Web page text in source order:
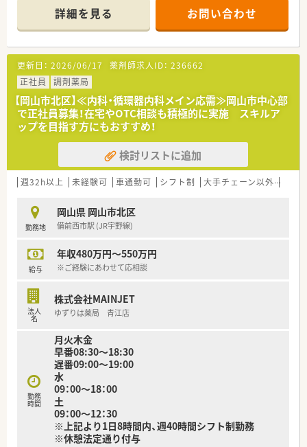
■内科や透析をはじめ循環器科や小児科など多岐にわたる科目
を診療しており、外来処方箋は院内にて全て対応している状況で
す。
■薬剤師は現在12名が在籍しており全員が女性の職場ですが、
電子カルテや自動分包機などの設備導入により効率化を図って
います。
【募集背景と求める人物像について】
■欠員が2名発生したことに伴い新しい仲間を急募しており、病
院未経験の方や新卒の方でも意欲があれば積極的に採用を行っ
ています。
■患者様に対して真摯に向き合える方はもちろん、チーム医療を
実践するために周囲のスタッフと円滑な協力ができる方を求め
ています。
■60代まで幅広い年齢層の採用を検討していますので、これま
です。
【法人特徴について】
しており、急性期から維持期までトータルな医療を提供していま
す。
す。
■岡山県内でいち早く「働きやすい病院」の認定を受けており、
います。
【求人情報について】
■正社員としての募集で想定年収は360万円から520万円となっ
ており、これまでのご経験や年齢をしっかりと考慮して決定され
ます。
■昇給は年1回で賞与は年2回支給される実績があり、2025年度
の賞与実績は3.89カ月分と安定した待遇が約束されています。
■住宅手当や扶養手当といった各種手当が充実しており、生活の
詳細を見る お問い合わせ
更新日： 2026/06/17 薬剤師求人ID： 236662
正社員
調剤薬局
【岡山市北区】≪内科・循環器内科メイン応需≫岡山市中心部
で正社員募集！在宅やOTC相談も積極的に実施 スキルア
ップを目指す方にもおすすめ！
検討リストに追加
週32h以上 未経験可 車通勤可 シフト制 大手チェーン以外
勤務地
岡山県 岡山市北区
備前西市駅 (JR宇野線)
給与
年収480万円～550万円
※ご経験にあわせて応相談
法人
名
株式会社MAINJET
ゆずりは薬局 青江店
勤務
時間
月火木金
早番08:30～18:30
遅番09:00～19:00
水
09：00～18：00
土
09：00～12：30
※上記より1日8時間内、週40時間シフト制勤務
※休憩法定通り付与